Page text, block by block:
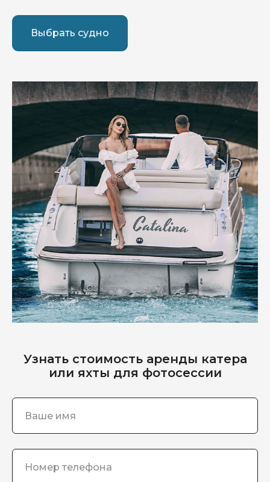
Выбрать судно
Узнать стоимость аренды катера
или яхты для фотосессии